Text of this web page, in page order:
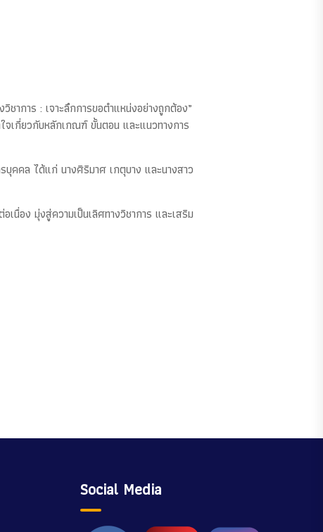
าการ : เจาะลึกการขอตำแหน่งอย่างถูกต้อง”
จเกี่ยวกับหลักเกณฑ์ ขั้นตอน และแนวทางการ
คคล ได้แก่ นางศิริมาศ เกตุบาง และนางสาว
อง มุ่งสู่ความเป็นเลิศทางวิชาการ และเสริม
Social Media